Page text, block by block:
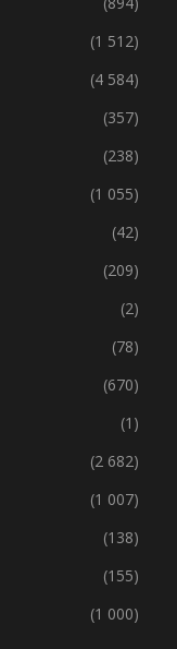
(4 739)
(894)
(1 512)
(4 584)
(357)
(238)
(1 055)
(42)
(209)
(2)
(78)
(670)
(1)
(2 682)
(1 007)
(138)
(155)